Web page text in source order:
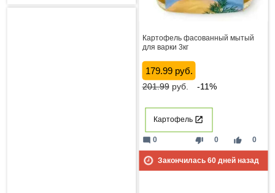
Картофель фасованный мытый
для варки 3кг
179.99 руб.
201.99руб. -11%
Картофель
thumb_down 0 thumb_up 0
mode_comment 0
Закончилась 60дней назад